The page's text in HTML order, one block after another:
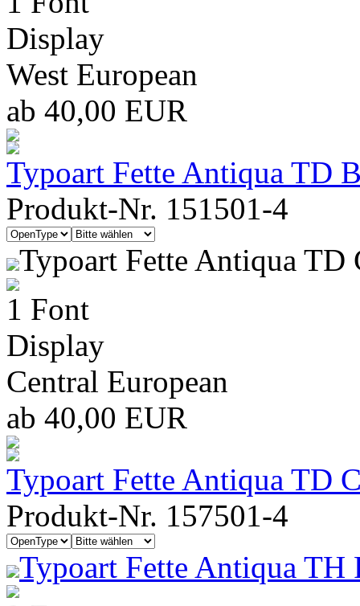
Display
West European
ab 40,00 EUR
Typoart Fette Antiqua TD
Produkt-Nr. 151501-4
Typoart Fette Antiqua TD
1 Font
Display
Central European
ab 40,00 EUR
Typoart Fette Antiqua TD
Produkt-Nr. 157501-4
Typoart Fette Antiqua TH